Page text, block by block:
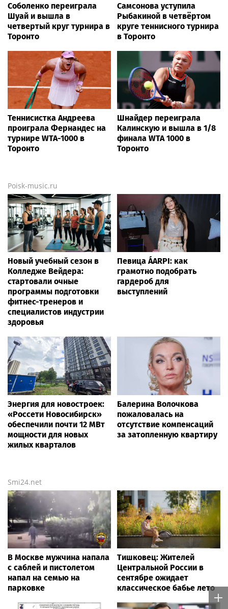
Соболенко переиграла
Шуай и вышла в
четвертый круг турнира в
Торонто
Самсонова уступила
Рыбакиной в четвёртом
круге теннисного турнира
в Торонто
Теннисистка Андреева
проиграла Фернандес на
турнире WTA-1000 в
Торонто
Шнайдер переиграла
Калинскую и вышла в 1/8
финала WTA 1000 в
Торонто
Poisk-music.ru
Новый учебный сезон в
Колледже Вейдера:
стартовали очные
программы подготовки
фитнес-тренеров и
специалистов индустрии
здоровья
Певица ÁARPI: как
грамотно подобрать
гардероб для
выступлений
Энергия для новостроек:
«Россети Новосибирск»
обеспечили почти 12 МВт
мощности для новых
жилых кварталов
Балерина Волочкова
пожаловалась на
отсутствие компенсаций
за затопленную квартиру
Smi24.net
В Москве мужчина напала
с саблей и пистолетом
напал на семью на
парковке
Тишковец: Жителей
Центральной России в
сентябре ожидает
классическое бабье лето